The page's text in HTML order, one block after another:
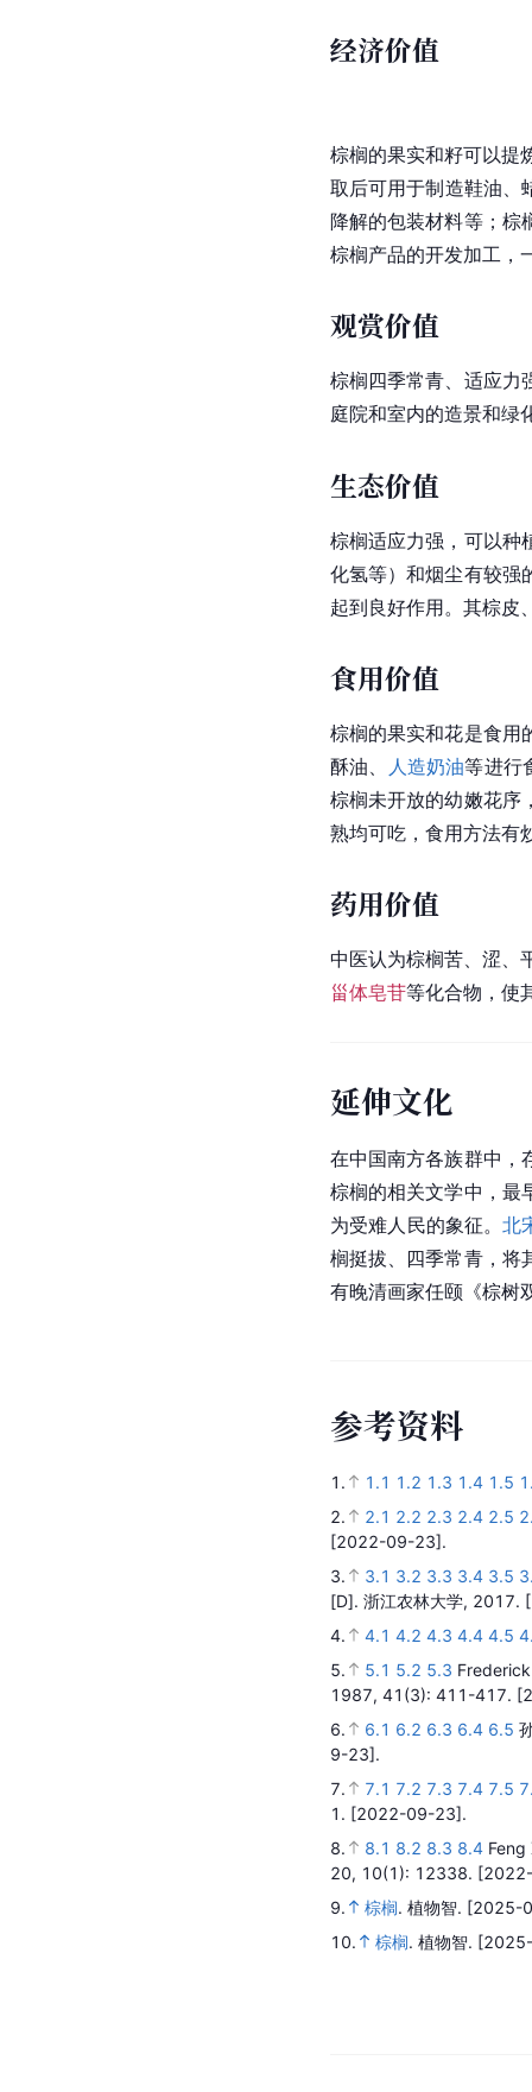
经济价值
棕榈的果实和籽可以提
取后可用于制造鞋油、
降解的包装材料等；棕
棕榈产品的开发加工，
观赏价值
棕榈四季常青、适应力
庭院和室内的造景和绿
生态价值
棕榈适应力强，可以种
化氢等）和烟尘有较强
起到良好作用。其棕皮
食用价值
棕榈的果实和花是食用
酥油、
人造奶油等进行
棕榈未开放的幼嫩花序
熟均可吃，食用方法有
药用价值
中医认为棕榈苦、涩、
甾体皂苷等化合物，使
延伸文化
在中国南方各族群中，
棕榈的相关文学中，最
为受难人民的象征。北
榈挺拔、四季常青，将
有晚清画家任颐《棕树
参考资料
1. 1.1 1.2 1.3 1.4 1.5
2.
2.1 2.2 2.3 2.4 2.5
[2022-09-23].
3.
3.1 3.2 3.3 3.4 3.5
[D]. 浙江农林大学, 2017.
4.
4.1 4.2 4.3 4.4 4.5
5.
5.1 5.2 5.3
1987, 41 (3): 411-417.
6.
6.1 6.2 6.3 6.4 6.5
9-23].
7.
7.1 7.2 7.3 7.4 7.5
1. [2022-09-23].
8.
8.1 8.2 8.3 8.4
20, 10(1): 12338.
9.
棕榈. 植物智. [2025-
10.
棕榈. 植物智.